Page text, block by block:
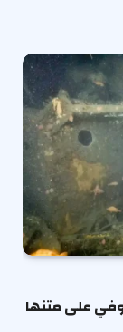
على متنها